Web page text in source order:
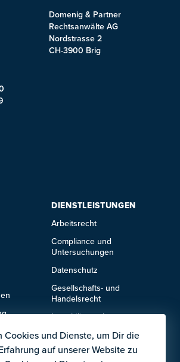
Domenig & Partner
Rechtsanwälte AG
Nordstrasse 2
CH-3900 Brig
DIENSTLEISTUNGEN
Arbeitsrecht
Compliance und
Untersuchungen
Datenschutz
Gesellschafts- und
Handelsrecht
Immobilienrecht
IT- und Technologierecht
Mietrecht
Cookies und Dienste, um Dir die
auf unserer Website zu